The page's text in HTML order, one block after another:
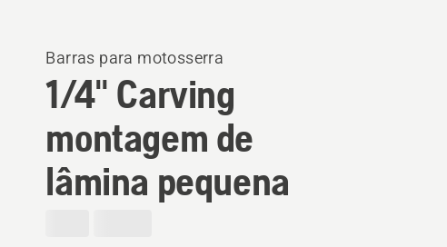
Barras para motosserra
1/4" Carving
montagem de
lâmina pequena